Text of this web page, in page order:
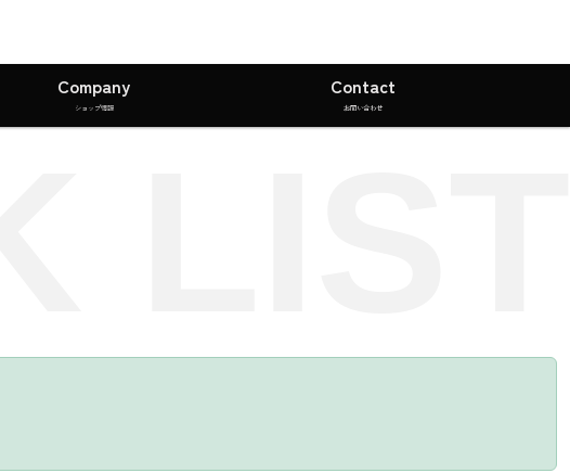
Company
ショップ情報
Contact
お問い合わせ
LIST